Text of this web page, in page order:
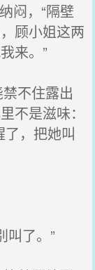
闷，“隔壁
顾小姐这两
来。”
不住露出
不是滋味：
了，把她叫
叫了。”